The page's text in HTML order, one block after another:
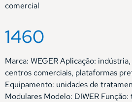
comercial
1460
Marca: WEGER Aplicação:
centros comerciais, plataformas
Equipamento: unidades de
Modulares Modelo: DIWER